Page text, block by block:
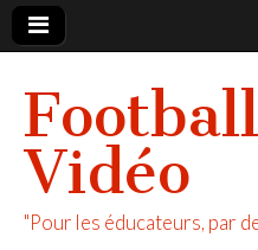
Vidéo
"Pour les éducateurs, par